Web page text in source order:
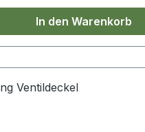
In den Warenkorb